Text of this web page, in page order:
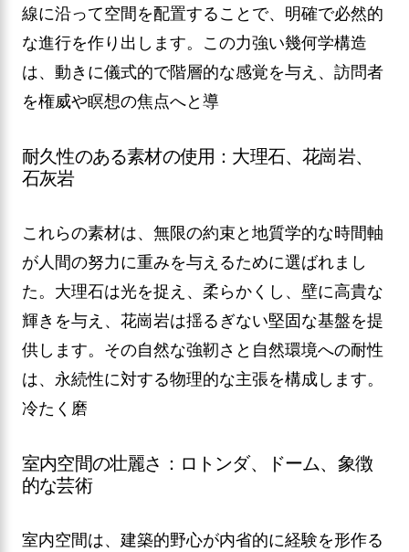
線に沿って空間を配置することで、明確で必然的
な進行を作り出します。この力強い幾何学構造
は、動きに儀式的で階層的な感覚を与え、訪問者
を権威や瞑想の焦点へと導
耐久性のある素材の使用：大理石、花崗岩、
石灰岩
これらの素材は、無限の約束と地質学的な時間軸
が人間の努力に重みを与えるために選ばれまし
た。大理石は光を捉え、柔らかくし、壁に高貴な
輝きを与え、花崗岩は揺るぎない堅固な基盤を提
供します。その自然な強靭さと自然環境への耐性
は、永続性に対する物理的な主張を構成します。
冷たく磨
室内空間の壮麗さ：ロトンダ、ドーム、象徴
的な芸術
室内空間は、建築的野心が内省的に経験を形作る